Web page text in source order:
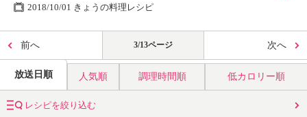
2018/10/01 きょうの料理レシピ
前へ 3/13ページ 次へ
放送日順 人気順 調理時間順 低カロリー順
レシピを絞り込む